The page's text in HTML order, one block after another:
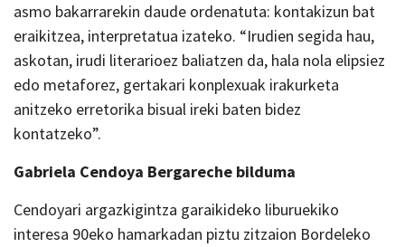
asmo bakarrarekin daude ordenatuta: kontakizun bat
eraikitzea, interpretatua izateko. “Irudien segida hau,
askotan, irudi literarioez baliatzen da, hala nola elipsiez
edo metaforez, gertakari konplexuak irakurketa
anitzeko erretorika bisual ireki baten bidez
kontatzeko”.
Gabriela Cendoya Bergareche bilduma
Cendoyari argazkigintza garaikideko liburuekiko
interesa 90eko hamarkadan piztu zitzaion Bordeleko